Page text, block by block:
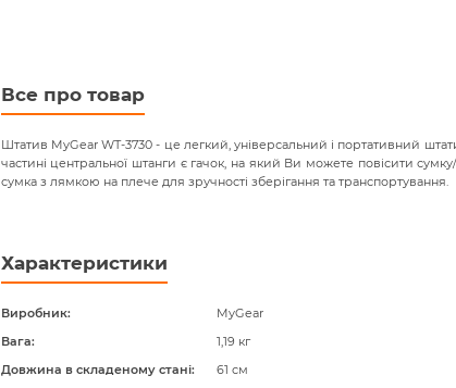
Все про товар
Штатив MyGear WT-3730 - це легкий, універсальний і портативний
частині центральної штанги є гачок, на який Ви можете повісити
сумка з лямкою на плече для зручності зберігання та транспортування.
Характеристики
Виробник
MyGear
Вага
1,19 кг
Довжина в складеному стані
61 см